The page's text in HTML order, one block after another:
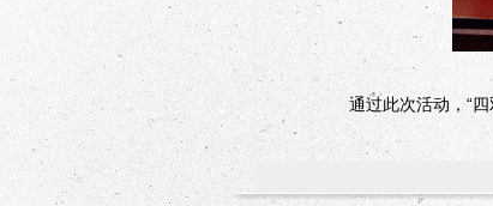
通过此次活动，“四双